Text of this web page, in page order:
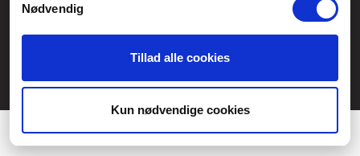
Nødvendig
Tillad alle cookies
Kun nødvendige cookies
3 ugers returret Datasikkerhed/Cookies